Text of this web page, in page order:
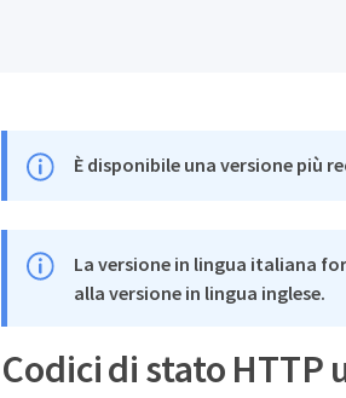
È disponibile una versione più
La versione in lingua italiana
alla versione in lingua inglese.
Codici di stato